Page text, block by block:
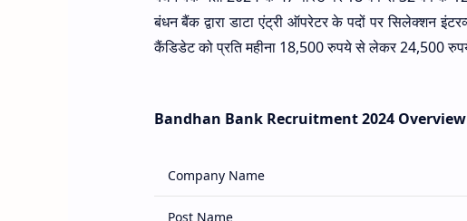
बंधन बैंक द्वारा डाटा एंट्री ऑपरेटर के पदों पर सिलेक्शन
कैंडिडेट को प्रति महीना 18,500 रुपये से लेकर 24,500 रुपये
Bandhan Bank Recruitment 2024 Overview
Company Name
Post Name